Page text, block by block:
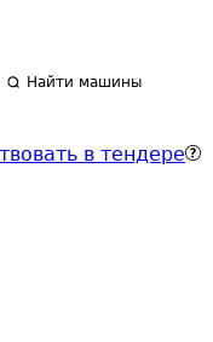
Найти машины
в тендере